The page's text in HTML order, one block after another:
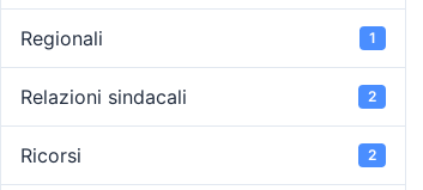
Regionali 1
Relazioni sindacali 2
Ricorsi 2